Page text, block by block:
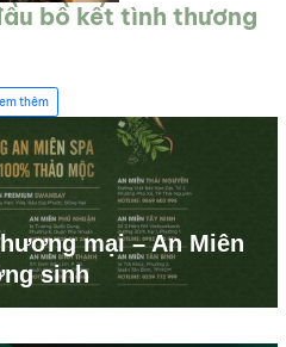
bồ kết tình thương
thêm
mại – An Miên
sinh